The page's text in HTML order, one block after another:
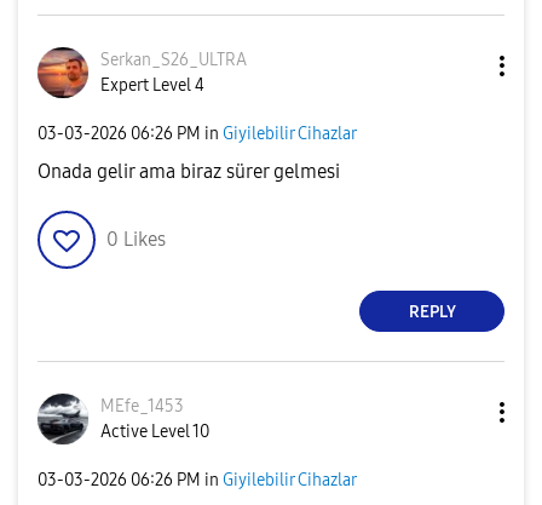
Serkan_S26_ULTRA
Expert Level 4
‎03-03-2026 06:26 PM in Giyilebilir Cihazlar
Onada gelir ama biraz sürer gelmesi
0 Likes
REPLY
MEfe_1453
Active Level 10
‎03-03-2026 06:26 PM in Giyilebilir Cihazlar